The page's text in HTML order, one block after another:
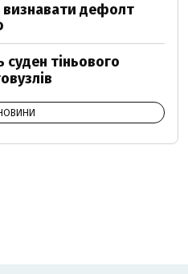
дефолт
суден тіньового